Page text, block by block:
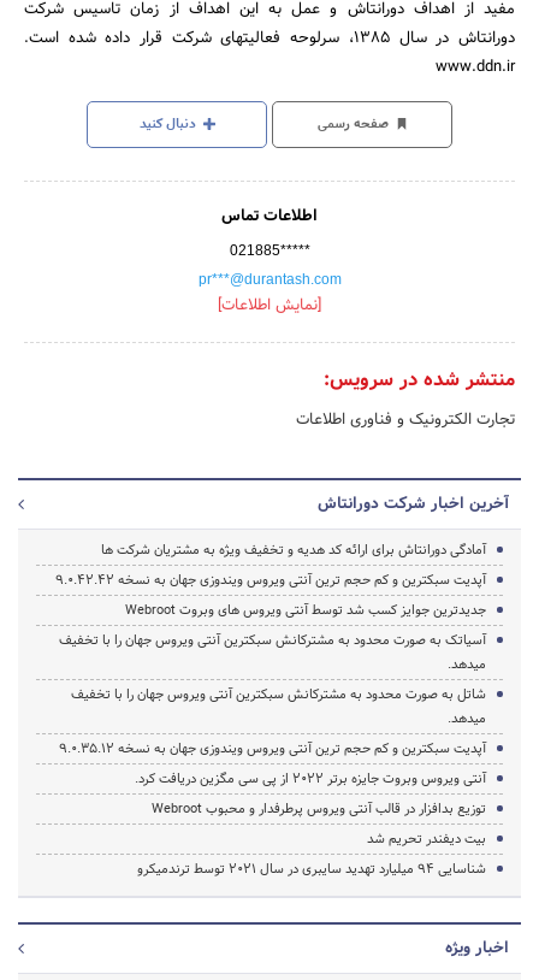
مفید از اهداف دورانتاش و عمل به این اهداف از زمان تاسیس شرکت
دورانتاش در سال 1385، سرلوحه فعالیتهای شرکت قرار داده شده است.
www.ddn.ir
صفحه رسمی دنبال کنید
اطلاعات تماس
021885*****
pr***@durantash.com
[نمایش اطلاعات]
منتشر شده در سرویس:
تجارت الکترونیک و فناوری اطلاعات
آخرین اخبار شرکت دورانتاش
آمادگی دورانتاش برای ارائه کد هدیه و تخفیف ویژه به مشتریان شرکت ها
آپدیت سبکترین و کم حجم ترین آنتی ویروس ویندوزی جهان به نسخه 9.0.42.42
جدیدترین جوایز کسب شد توسط آنتی ویروس های وبروت Webroot
آسیاتک به صورت محدود به مشترکانش سبکترین آنتی ویروس جهان را با تخفیف
میدهد.
شاتل به صورت محدود به مشترکانش سبکترین آنتی ویروس جهان را با تخفیف
میدهد.
آپدیت سبکترین و کم حجم ترین آنتی ویروس ویندوزی جهان به نسخه 9.0.35.12
آنتی ویروس وبروت جایزه برتر 2022 از پی سی مگزین دریافت کرد.
توزیع بدافزار در قالب آنتی ویروس پرطرفدار و محبوب Webroot
بیت دیفندر تحریم شد
شناسایی 94 میلیارد تهدید سایبری در سال 2021 توسط ترندمیکرو
اخبار ویژه